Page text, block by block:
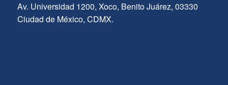
Av. Universidad 1200, Xoco, Benito Juárez, 03330
Ciudad de México, CDMX.